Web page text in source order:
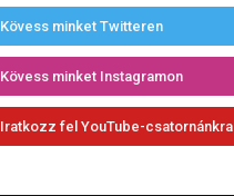
Kövess minket Twitteren
Kövess minket Instagramon
Iratkozz fel YouTube-csatornánkra